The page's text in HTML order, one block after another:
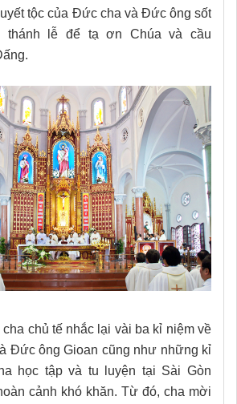
tộc của Đức cha và Đức ông sốt
thánh lễ để tạ ơn Chúa và cầu
chủ tế nhắc lại vài ba kỉ niệm về
Đức ông Gioan cũng như những kỉ
học tập và tu luyện tại Sài Gòn
cảnh khó khăn. Từ đó, cha mời